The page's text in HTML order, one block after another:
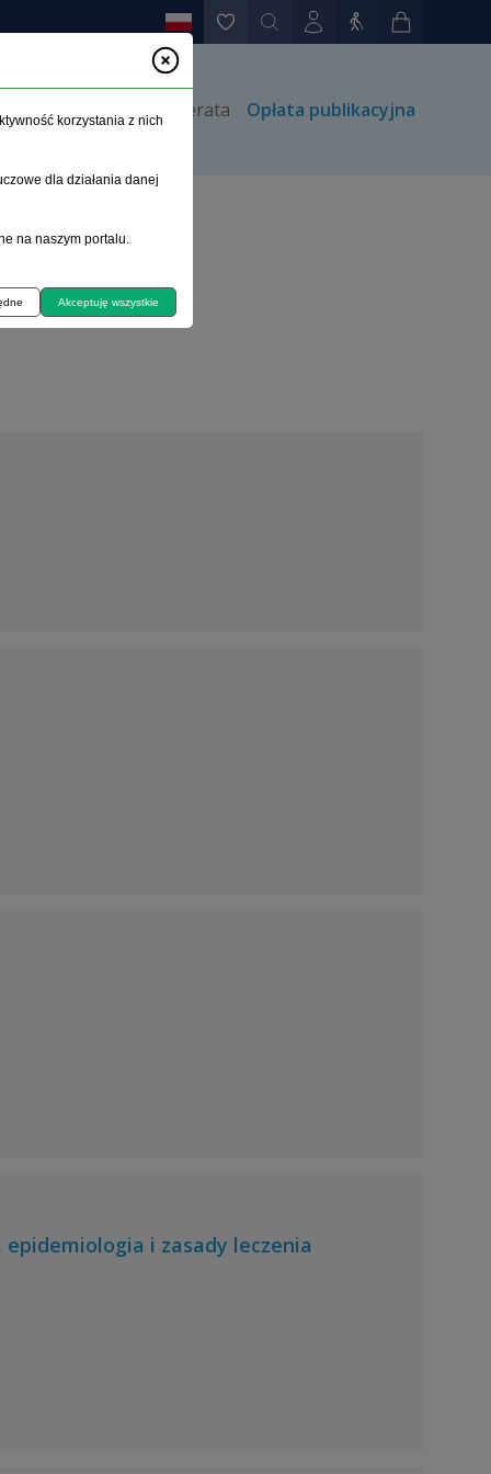
Kontakt Prenumerata Opłata publikacyjna
i zasady leczenia
korzystania z nich
dla działania danej
na naszym portalu.
Akceptuję wszystkie